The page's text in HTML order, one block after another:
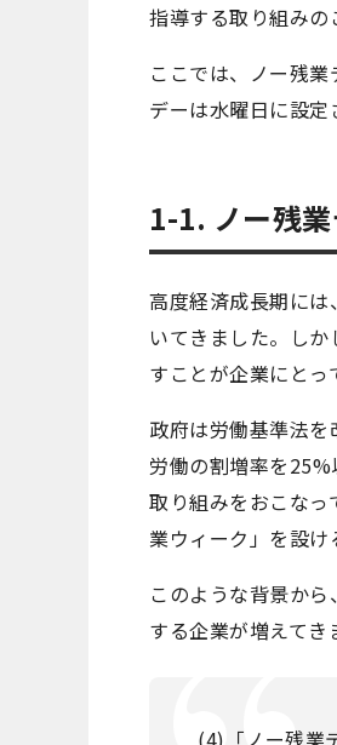
指導する取り組みの
ここでは、ノー残
デーは水曜日に設定
1-1. ノー残
高度経済成長期に
いてきました。し
すことが企業にとっ
政府は労働基準法
労働の割増率を
取り組みをおこな
業ウィーク」を設け
このような背景か
する企業が増えてき
(4)「ノー残業